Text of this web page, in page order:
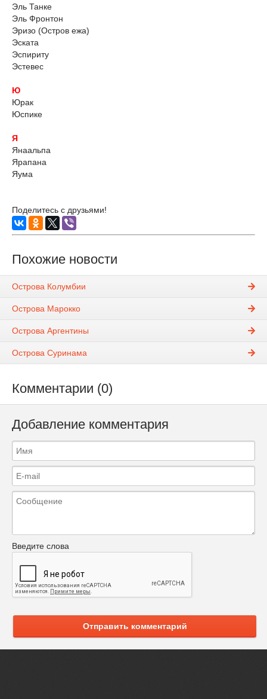
Эль Танке
Эль Фронтон
Эризо (Остров ежа)
Эската
Эспириту
Эстевес
Ю
Юрак
Юспике
Я
Янаальпа
Ярапана
Яума
Поделитесь с друзьями!
Похожие новости
Острова Колумбии
Острова Марокко
Острова Аргентины
Острова Суринама
Комментарии (0)
Добавление комментария
Введите слова
Отправить комментарий